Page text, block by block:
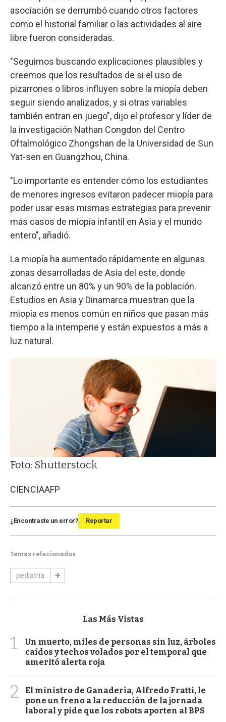
asociación se derrumbó cuando otros factores
como el historial familiar o las actividades al aire
libre fueron consideradas.
"Seguimos buscando explicaciones plausibles y
creemos que los resultados de si el uso de
pizarrones o libros influyen sobre la miopía deben
seguir siendo analizados, y si otras variables
también entran en juego", dijo el profesor y líder de
la investigación Nathan Congdon del Centro
Oftalmológico Zhongshan de la Universidad de Sun
Yat-sen en Guangzhou, China.
"Lo importante es entender cómo los estudiantes
de menores ingresos evitaron padecer miopía para
poder usar esas mismas estrategias para prevenir
más casos de miopía infantil en Asia y el mundo
entero", añadió.
La miopía ha aumentado rápidamente en algunas
zonas desarrolladas de Asia del este, donde
alcanzó entre un 80% y un 90% de la población.
Estudios en Asia y Dinamarca muestran que la
miopía es menos común en niños que pasan más
tiempo a la intemperie y están expuestos a más a
luz natural.
Foto: Shutterstock
CIENCIAAFP
¿Encontraste un error? Reportar
Temas relacionados
pediatría
Las Más Vistas
1
Un muerto, miles de personas sin luz, árboles
caídos y techos volados por el temporal que
ameritó alerta roja
2
El ministro de Ganadería, Alfredo Fratti, le
pone un freno a la reducción de la jornada
laboral y pide que los robots aporten al BPS